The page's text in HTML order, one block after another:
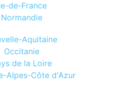
de-France
Normandie
Aquitaine
Occitanie
de la Loire
Alpes-Côte d'Azur